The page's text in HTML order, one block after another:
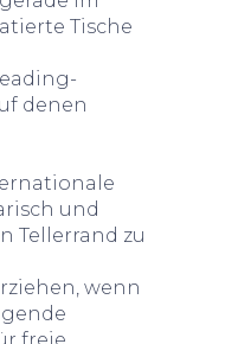
Tische
denen
und
Tellerrand zu
wenn